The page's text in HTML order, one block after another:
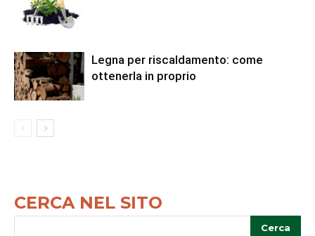
Legna per riscaldamento: come
ottenerla in proprio
CERCA NEL SITO